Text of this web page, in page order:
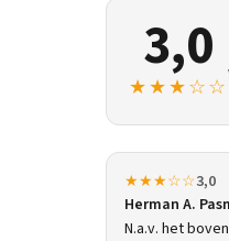
3,0
★★★☆☆
★★★☆☆3,0
Herman A.
N.a.v. het